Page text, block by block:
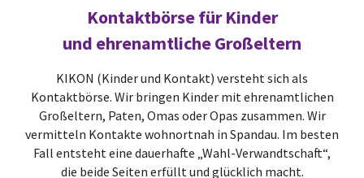
Kontaktbörse für Kinder
und ehrenamtliche Großeltern
KIKON (Kinder und Kontakt) versteht sich als
Kontaktbörse. Wir bringen Kinder mit ehrenamtlichen
Großeltern, Paten, Omas oder Opas zusammen. Wir
vermitteln Kontakte wohnortnah in Spandau. Im besten
Fall entsteht eine dauerhafte „Wahl-Verwandtschaft“,
die beide Seiten erfüllt und glücklich macht.